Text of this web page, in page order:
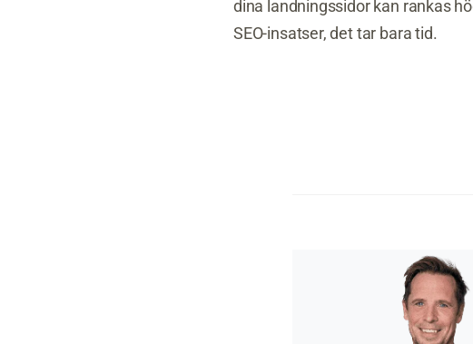
dina landningssidor kan rankas
SEO-insatser, det tar bara tid.